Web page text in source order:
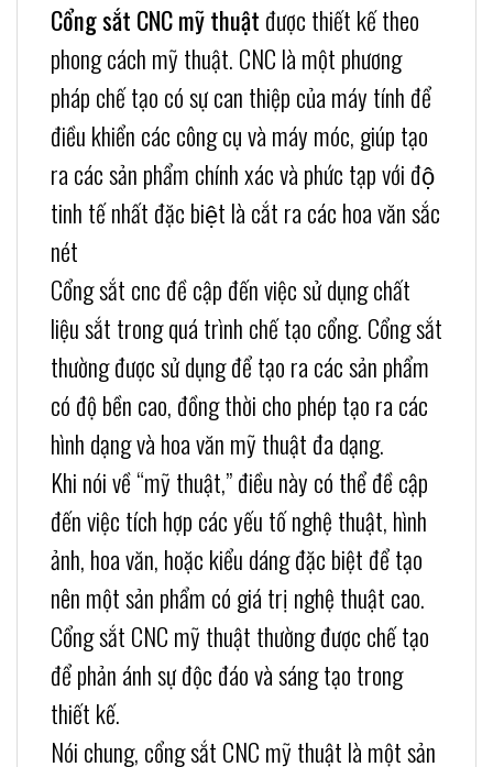
Cổng sắt CNC mỹ thuật được thiết kế theo
phong cách mỹ thuật. CNC là một phương
pháp chế tạo có sự can thiệp của máy tính để
điều khiển các công cụ và máy móc, giúp tạo
ra các sản phẩm chính xác và phức tạp với độ
tinh tế nhất đặc biệt là cắt ra các hoa văn sắc
nét
Cổng sắt cnc đề cập đến việc sử dụng chất
liệu sắt trong quá trình chế tạo cổng. Cổng sắt
thường được sử dụng để tạo ra các sản phẩm
có độ bền cao, đồng thời cho phép tạo ra các
hình dạng và hoa văn mỹ thuật đa dạng.
Khi nói về “mỹ thuật,” điều này có thể đề cập
đến việc tích hợp các yếu tố nghệ thuật, hình
ảnh, hoa văn, hoặc kiểu dáng đặc biệt để tạo
nên một sản phẩm có giá trị nghệ thuật cao.
Cổng sắt CNC mỹ thuật thường được chế tạo
để phản ánh sự độc đáo và sáng tạo trong
thiết kế.
Nói chung, cổng sắt CNC mỹ thuật là một sản